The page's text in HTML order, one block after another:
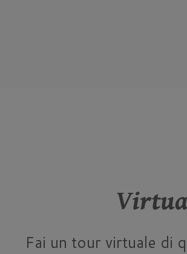
Fai un tour virtuale di